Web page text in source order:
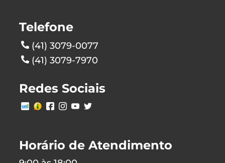
Telefone
(41) 3079-0077
(41) 3079-7970
Redes Sociais
Horário de Atendimento